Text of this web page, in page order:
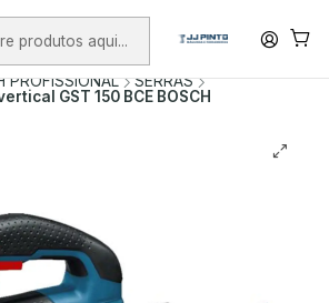
EM ENCOMENDAS +75€ (excepto ilhas)
FERRAMENTAS COM FIO
PROFISSIONAL
SERRAS
GST 150 BCE BOSCH